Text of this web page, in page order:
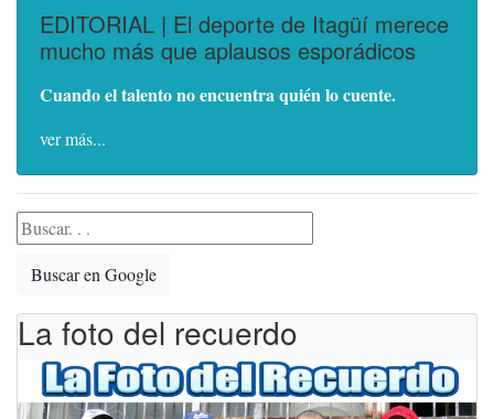
EDITORIAL | El deporte de Itagüí merece
mucho más que aplausos esporádicos
Cuando el talento no encuentra quién lo cuente.
ver más...
Buscar en Google
La foto del recuerdo